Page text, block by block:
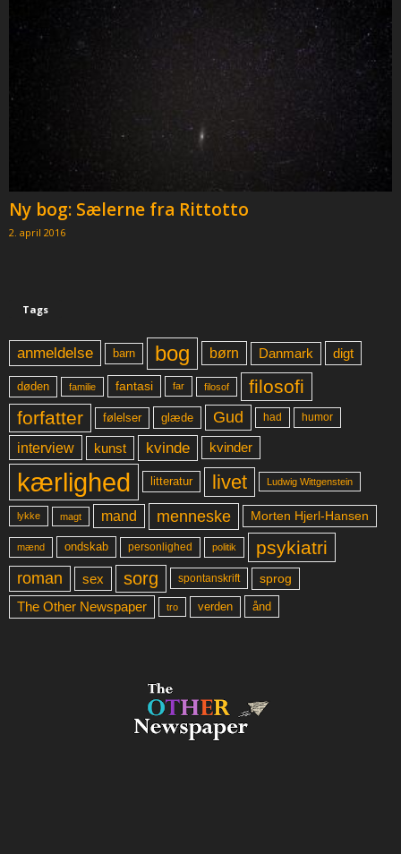
Ny bog: Sælerne fra Rittotto
2. april 2016
Tags
anmeldelse barn bog børn Danmark digt
døden familie fantasi far filosof
filosofi
forfatter
følelser glæde Gud had humor
interview kunst kvinde kvinder
kærlighed litteratur livet Ludwig Wittgenstein
lykke magt mand menneske Morten Hjerl-Hansen
mænd ondskab personlighed politik psykiatri
roman sex sorg spontanskrift sprog
The Other Newspaper tro verden ånd